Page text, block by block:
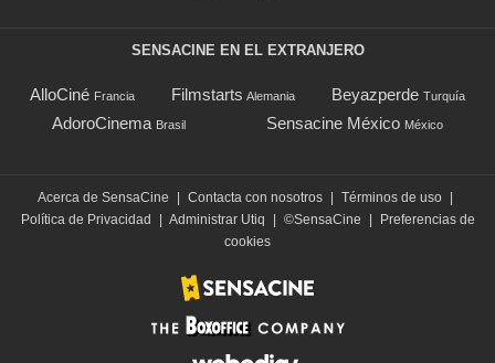
SENSACINE EN EL EXTRANJERO
AlloCiné Francia Filmstarts Alemania Beyazperde Turquía
AdoroCinema Brasil Sensacine México México
Acerca de SensaCine Contacta con nosotros Términos de uso
Política de Privacidad
Administrar Utiq ©SensaCine
Preferencias de
cookies